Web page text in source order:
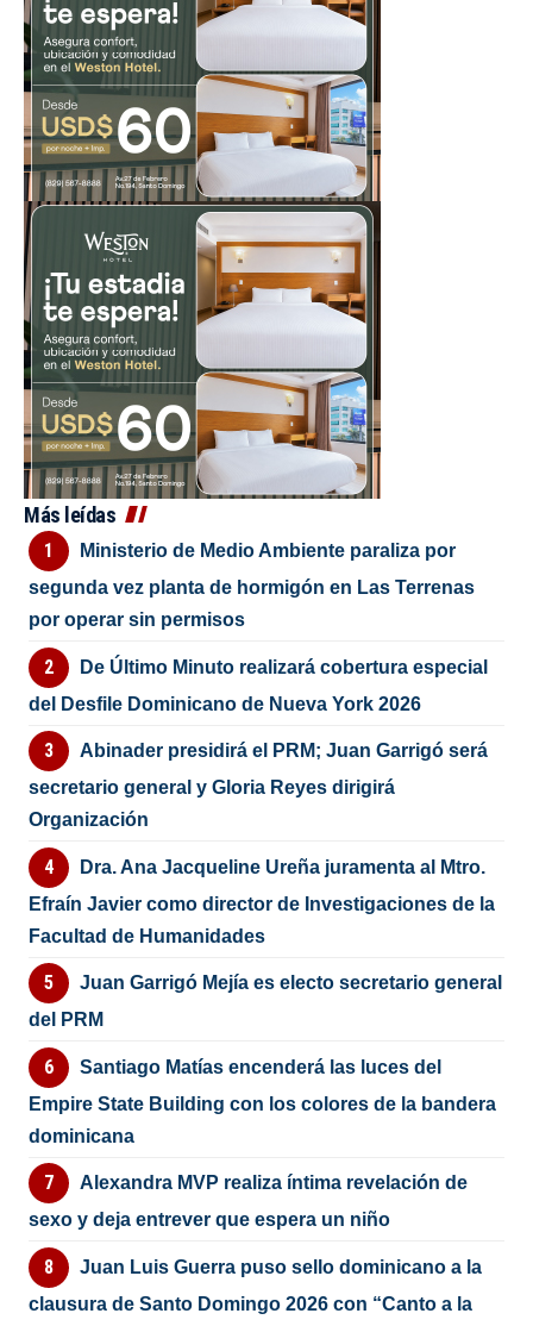
Más leídas
Ministerio de Medio Ambiente paraliza por
segunda vez planta de hormigón en Las Terrenas
por operar sin permisos
De Último Minuto realizará cobertura especial
del Desfile Dominicano de Nueva York 2026
Abinader presidirá el PRM; Juan Garrigó será
secretario general y Gloria Reyes dirigirá
Organización
Dra. Ana Jacqueline Ureña juramenta al Mtro.
Efraín Javier como director de Investigaciones de la
Facultad de Humanidades
Juan Garrigó Mejía es electo secretario general
del PRM
Santiago Matías encenderá las luces del
Empire State Building con los colores de la bandera
dominicana
Alexandra MVP realiza íntima revelación de
sexo y deja entrever que espera un niño
Juan Luis Guerra puso sello dominicano a la
clausura de Santo Domingo 2026 con “Canto a la